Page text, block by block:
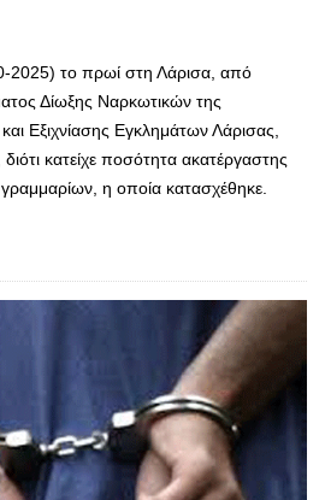
2025) το πρωί στη Λάρισα, από
Δίωξης Ναρκωτικών της
Εξιχνίασης Εγκλημάτων Λάρισας,
κατείχε ποσότητα ακατέργαστης
η οποία κατασχέθηκε.